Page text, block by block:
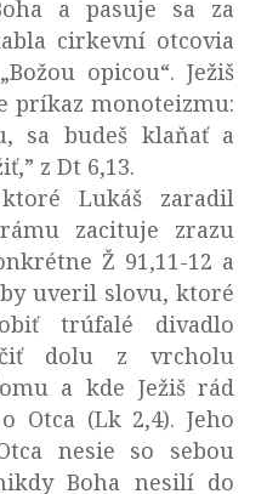
a pasuje sa za
cirkevní otcovia
opicou“. Ježiš
príkaz monoteizmu:
sa budeš klaňať a
z Dt 6,13.
Lukáš zaradil
zacituje zrazu
Ž 91,11-12 a
uveril slovu, ktoré
trúfalé divadlo
dolu z vrcholu
a kde Ježiš rád
Otca (Lk 2,4). Jeho
nesie so sebou
Boha nesilí do